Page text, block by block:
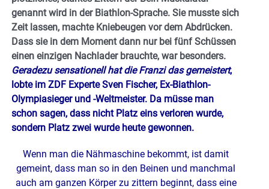
genannt wird in der Biathlon-Sprache. Sie musste sich
Zeit lassen, machte Kniebeugen vor dem Abdrücken.
Dass sie in dem Moment dann nur bei fünf Schüssen
einen einzigen Nachlader brauchte, war besonders.
Geradezu sensationell hat die Franzi das gemeistert,
lobte im ZDF Experte Sven Fischer, Ex-Biathlon-
Olympiasieger und -Weltmeister. Da müsse man
schon sagen, dass nicht Platz eins verloren wurde,
sondern Platz zwei wurde heute gewonnen.
Wenn man die Nähmaschine bekommt, ist damit
gemeint, dass man so in den Beinen und manchmal
auch am ganzen Körper zu zittern beginnt, dass eine